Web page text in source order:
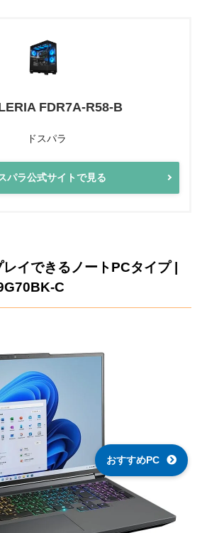
FDR7A-R58-B
ドスパラ
パラ公式サイトで見る
イできるノートPCタイプ |
C
おすすめPC